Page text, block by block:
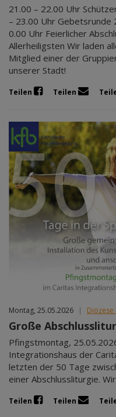
21.00 – 22.00 Uhr
– 23.00 Uhr Gebetsrunde
0.00 Uhr Feierlicher
Allerheiligsten Wir laden
Mitglied einer der
unserer Stadt!
Teilen Teilen
Montag, 25.05.2026 | Diözese
Große
Pfingstmontag,
Integrationshaus der
letzten der 50 Tage
einer Abschlussliturgie.
Teilen Teilen